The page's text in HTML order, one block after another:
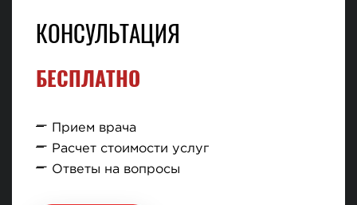
КОНСУЛЬТАЦИЯ
БЕСПЛАТНО
Прием врача
Расчет стоимости услуг
Ответы на вопросы